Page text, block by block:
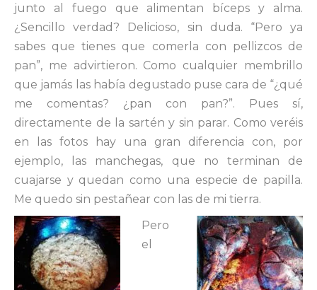
junto al fuego que alimentan bíceps y alma.
¿Sencillo verdad? Delicioso, sin duda. “Pero ya
sabes que tienes que comerla con pellizcos de
pan”, me advirtieron. Como cualquier membrillo
que jamás las había degustado puse cara de “¿qué
me comentas? ¿pan con pan?”. Pues sí,
directamente de la sartén y sin parar. Como veréis
en las fotos hay una gran diferencia con, por
ejemplo, las manchegas, que no terminan de
cuajarse y quedan como una especie de papilla.
Me quedo sin pestañear con las de mi tierra.
Pero
el